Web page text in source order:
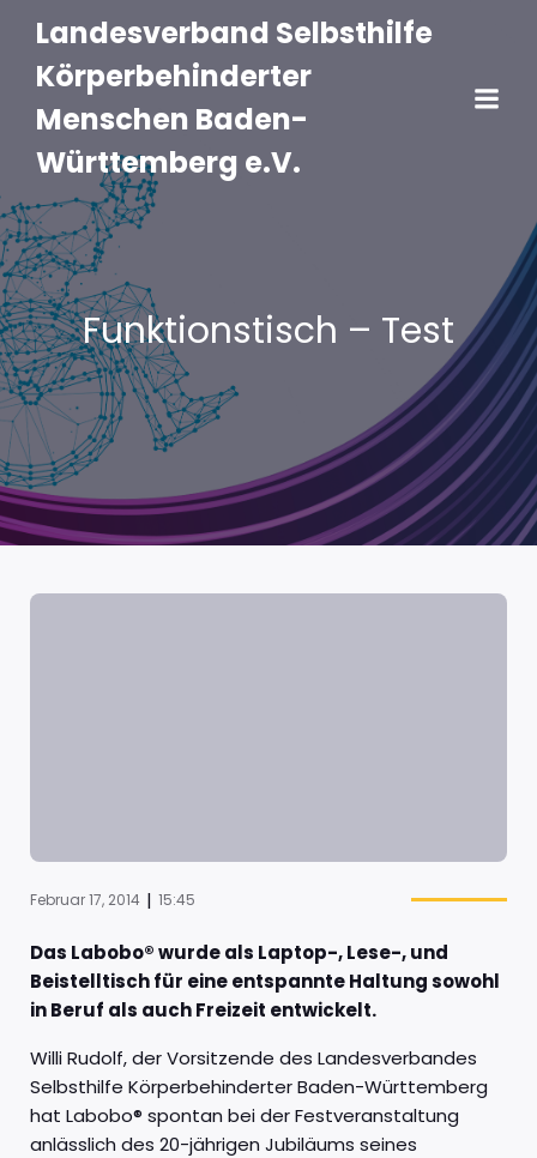
Landesverband Selbsthilfe
Körperbehinderter
Menschen Baden-
Württemberg e.V.
Funktionstisch – Test
Februar 17, 2014 | 15:45
Das Labobo® wurde als Laptop-, Lese-, und
Beistelltisch für eine entspannte Haltung sowohl
in Beruf als auch Freizeit entwickelt.
Willi Rudolf, der Vorsitzende des Landesverbandes
Selbsthilfe Körperbehinderter Baden-Württemberg
hat Labobo® spontan bei der Festveranstaltung
anlässlich des 20-jährigen Jubiläums seines